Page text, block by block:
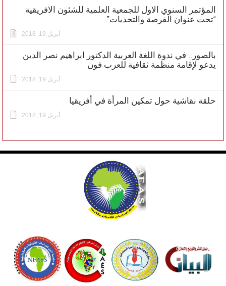
المؤتمر السنوي الاول للجمعية العلمية للشئون الافريقية
“تحت عنوان الفرصة والتحديات”
أبريل 19, 2018
بالصور.. في ندوة اللغة العربية الدكتور ابراهيم نصر الدين
يدعو لإقامة منظمة ثقافية للعرب فون
أبريل 19, 2018
حلقة نقاشية حول تمكين المرأة في أفريقيا
أبريل 19, 2018